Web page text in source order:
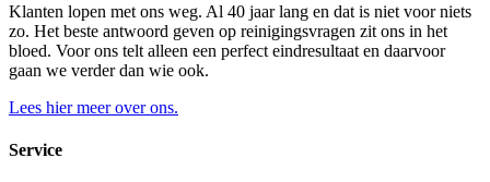
Klanten lopen met ons weg. Al 40 jaar lang en dat is niet voor niets
zo. Het beste antwoord geven op reinigingsvragen zit ons in het
bloed. Voor ons telt alleen een perfect eindresultaat en daarvoor
gaan we verder dan wie ook.
Lees hier meer over ons.
Service